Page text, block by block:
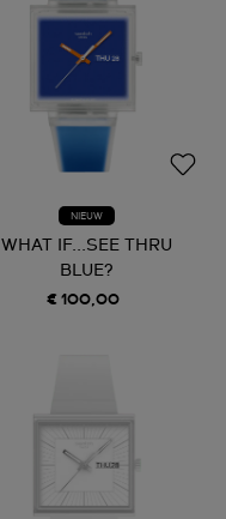
NIEUW
WHAT IF...SEE THRU
BLUE?
€ 100,00